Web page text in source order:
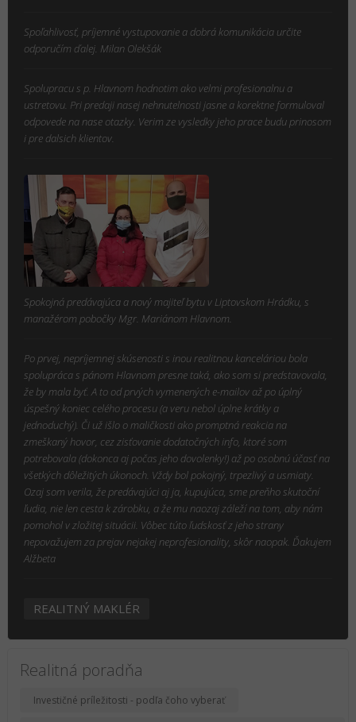
Spoľahlivosť, príjemné vystupovanie a dobrá komunikácia určite
odporučím ďalej. Milan Olekšák
Spolupracu s p. Hlavnom hodnotim ako velmi profesionalnu a
ustretovu. Pri predaji nasej nehnutelnosti jasne a korektne formuloval
odpovede na nase otazky. Verim ze vysledky jeho prace budu prinosom
i pre dalsich klientov.
Spokojná predávajúca a nový majiteľ bytu v Liptovskom Hrádku, s
manažérom pobočky Mgr. Mariánom Hlavnom.
Po prvej, nepríjemnej skúsenosti s inou realitnou kanceláriou bola
spolupráca s pánom Hlavnom presne taká, ako som si predstavovala,
že by mala byť. A to od prvých vymenených e-mailov až po úplný
úspešný koniec celého procesu (a veru nebol úplne krátky a
jednoduchý). Či už išlo o maličkosti ako promptná reakcia na
zmeškaný hovor, cez zisťovanie dodatočných info, ktoré som
potrebovala (dokonca aj počas jeho dovolenky!) až po osobnú účasť na
všetkých dôležitých úkonoch. Vždy bol pokojný, trpezlivý a usmiaty.
Ozaj som verila, že predávajúci aj ja, kupujúca, sme preňho skutoční
ľudia, nie len cesta k zárobku, a že mu naozaj záleží na tom, aby nám
pomohol v zložitej situácii. Vôbec túto ľudskosť z jeho strany
nepovažujem za prejav nejakej neprofesionality, skôr naopak. Ďakujem
Alžbeta
REALITNÝ MAKLÉR
Realitná poradňa
Investičné príležitosti - podľa čoho vyberať